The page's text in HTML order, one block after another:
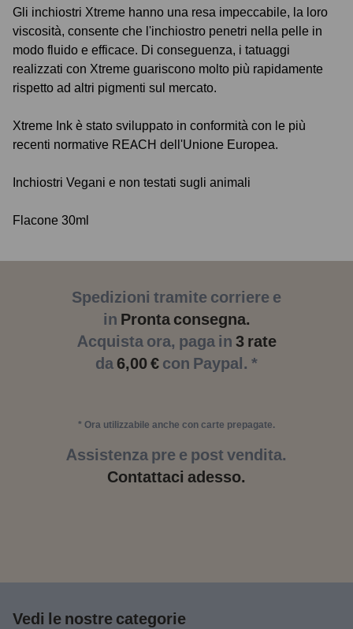
Gli inchiostri Xtreme hanno una resa impeccabile, la loro
viscosità, consente che l'inchiostro penetri nella pelle in
modo fluido e efficace. Di conseguenza, i tatuaggi
realizzati con Xtreme guariscono molto più rapidamente
rispetto ad altri pigmenti sul mercato.
Xtreme Ink è stato sviluppato in conformità con le più
recenti normative REACH dell'Unione Europea.
Inchiostri Vegani e non testati sugli animali
Flacone 30ml
Spedizioni tramite corriere e
in Pronta consegna.
Acquista ora, paga in 3 rate
da6,00 € con Paypal. *
* Ora utilizzabile anche con carte prepagate.
Assistenza pre e post vendita.
Contattaci adesso.
Vedi le nostre categorie